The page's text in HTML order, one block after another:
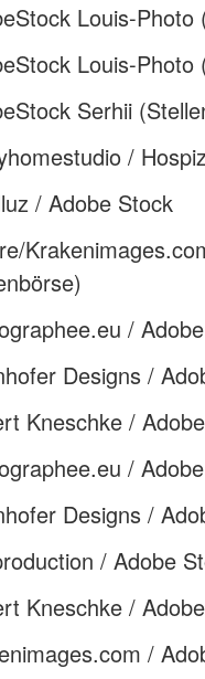
Louis-Photo
Louis-Photo
Serhii
/
/ Adobe Stock
/
Designs /
Kneschke /
/
Designs /
/ Adobe
Kneschke /
/